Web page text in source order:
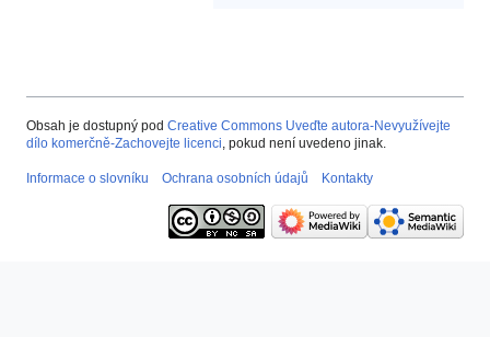
Obsah je dostupný pod Creative Commons Uveďte autora-Nevyužívejte
dílo komerčně-Zachovejte licenci, pokud není uvedeno jinak.
Informace o slovníku Ochrana osobních údajů Kontakty